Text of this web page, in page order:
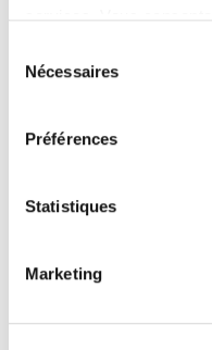
Nécessaires
Préférences
Statistiques
Marketing